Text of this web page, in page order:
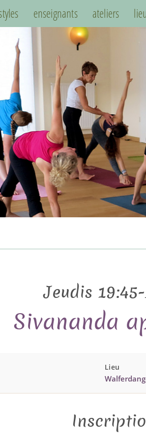
enseignants ateliers
Jeudis
Sivananda
Lieu